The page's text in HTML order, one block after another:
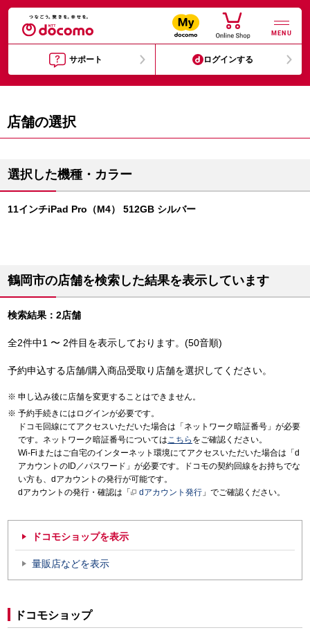
MENU
サポート ログインする
店舗の選択
選択した機種・カラー
11インチiPad Pro（M4） 512GB シルバー
鶴岡市の店舗を検索した結果を表示しています
検索結果：2店舗
全2件中1 〜 2件目を表示しております。(50音順)
予約申込する店舗/購入商品受取り店舗を選択してください。
申し込み後に店舗を変更することはできません。
予約手続きにはログインが必要です。
ドコモ回線にてアクセスいただいた場合は「ネットワーク暗証番号」が必要
です。ネットワーク暗証番号についてはこちら をご確認ください。
Wi-Fiまたはご自宅のインターネット環境にてアクセスいただいた場合は「d
アカウントのID／パスワード」が必要です。ドコモの契約回線をお持ちでな
い方も、dアカウントの発行が可能です。
dアカウントの発行・確認は「
dアカウント発行 」でご確認ください。
ドコモショップを表示
量販店などを表示
ドコモショップ